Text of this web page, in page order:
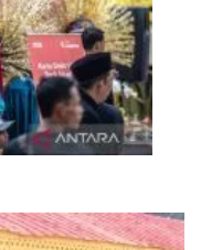
dan kota global